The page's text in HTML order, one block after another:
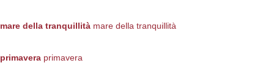
mare della tranquillità mare della tranquillità
primavera primavera